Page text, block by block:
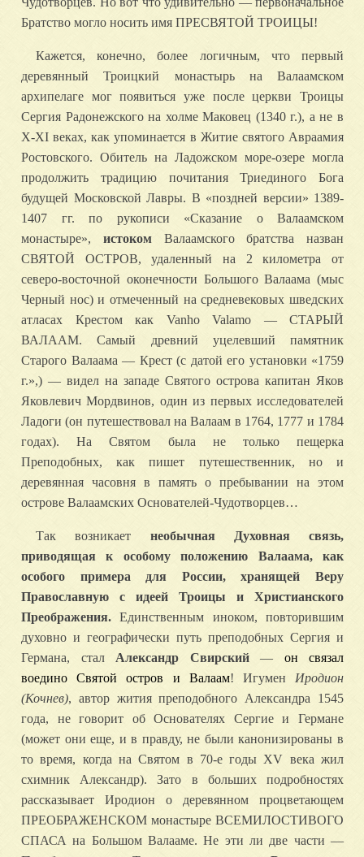
Братство могло носить имя ПРЕСВЯТОЙ ТРОИЦЫ!
Кажется, конечно, более логичным, что первый
деревянный Троицкий монастырь на Валаамском
архипелаге мог появиться уже после церкви Троицы
Сергия Радонежского на холме Маковец (1340 г.), а не в
X-XI веках, как упоминается в Житие святого Авраамия
Ростовского. Обитель на Ладожском море-озере могла
продолжить традицию почитания Триединого Бога
будущей Московской Лавры. В «поздней версии» 1389-
1407 гг. по рукописи «Сказание о Валаамском
монастыре», истокомВалаамского братства назван
СВЯТОЙ ОСТРОВ, удаленный на 2 километра от
северо-восточной оконечности Большого Валаама (мыс
Черный нос) и отмеченный на средневековых шведских
атласах Крестом как Vanho Valamo — СТАРЫЙ
ВАЛААМ. Самый древний уцелевший памятник
Старого Валаама — Крест (с датой его установки «1759
г.»,) — видел на западе Святого острова капитан Яков
Яковлевич Мордвинов, один из первых исследователей
Ладоги (он путешествовал на Валаам в 1764, 1777 и 1784
годах). На Святом была не только пещерка
Преподобных, как пишет путешественник, но и
деревянная часовня в память о пребывании на этом
острове Валаамских Основателей-Чудотворцев…
Так возникает необычная Духовная связь,
приводящая к особому положению Валаама, как
особого примера для России, хранящей Веру
Православную с идеей Троицы и Христианского
Преображения. Единственным иноком, повторившим
духовно и географически путь преподобных Сергия и
Германа, стал Александр Свирский— он связал
воедино Святой остров и Валаам! Игумен Иродион
(Кочнев), автор жития преподобного Александра 1545
года, не говорит об Основателях Сергие и Германе
(может они еще, и в правду, не были канонизированы в
то время, когда на Святом в 70-е годы XV века жил
схимник Александр). Зато в больших подробностях
рассказывает Иродион о деревянном процветающем
ПРЕОБРАЖЕНСКОМ монастыре ВСЕМИЛОСТИВОГО
СПАСА на Большом Валааме. Не эти ли две части —